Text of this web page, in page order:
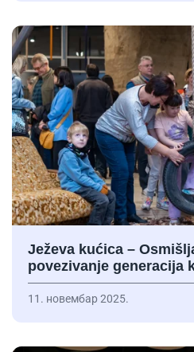
Ježeva kućica –
povezivanje generacija
11. новембар 2025.